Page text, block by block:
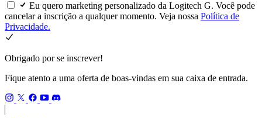
Eu quero marketing personalizado da Logitech G. Você pode
cancelar a inscrição a qualquer momento. Veja nossa Política de
Privacidade.
Obrigado por se inscrever!
Fique atento a uma oferta de boas-vindas em sua caixa de entrada.